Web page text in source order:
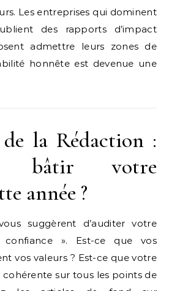
Les entreprises qui dominent
des rapports d’impact
admettre leurs zones de
honnête est devenue une
la Rédaction :
bâtir votre
année ?
suggèrent d’auditer votre
confiance ». Est-ce que vos
vos valeurs ? Est-ce que votre
sur tous les points de